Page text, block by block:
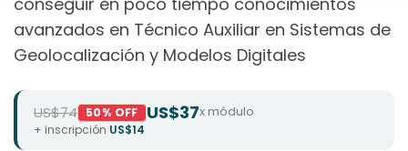
avanzados en Técnico Auxiliar en Sistemas de
Geolocalización y Modelos Digitales
US$74 50% OFF US$37x módulo
+ inscripción US$14